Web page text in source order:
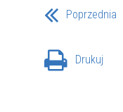
Poprzednia
Drukuj